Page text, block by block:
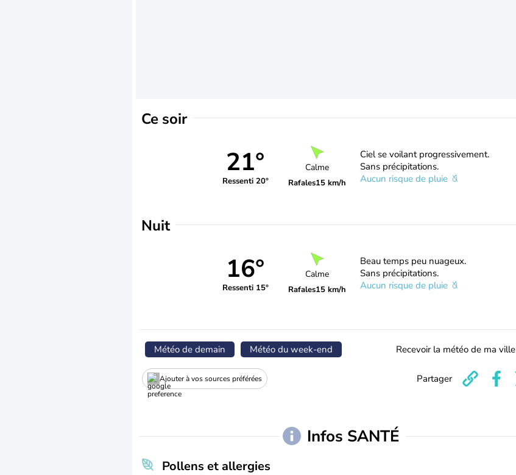
Ce soir
21°
Ressenti 20°
Calme
Rafales15 km/h
Ciel se voilant progressivement.
Sans précipitations.
Aucun risque de pluie
Nuit
16°
Ressenti 15°
Calme
Rafales15 km/h
Beau temps peu nuageux.
Sans précipitations.
Aucun risque de pluie
Météo de demain Météo du week-end Recevoir la météo de ma ville
Ajouter à vos sources préférées Partager
Infos SANTÉ
Pollens et allergies